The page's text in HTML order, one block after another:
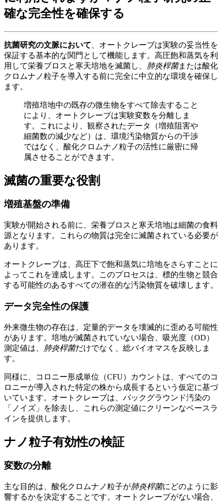
確な完全性を確保する
抗菌研究の文脈において 、オートクレーブは実験の妥当性を
保証する基本的な関門として機能します。高圧飽和蒸気を利
用して栄養ブロスと寒天培地を滅菌し、
肺炎桿菌または酸化
クロムナノ粒子を導入する前に完全に中立的な環境を確保し
ます。
増殖培地中の既存の微生物をすべて除去すること
により、オートクレーブは実験変数を分離しま
す。これにより、観察されたデータ（増殖阻害や
細菌数の減少など）は、環境汚染物質からの干渉
ではなく、酸化クロムナノ粒子の活性に厳密に帰
属させることができます。
滅菌の重要な役割
増殖基盤の準備
実験が開始される前に、栄養ブロスと寒天培地は細菌の食料
源となります。これらの物質は完全に滅菌されている必要が
あります。
オートクレーブは、高圧下で飽和蒸気に培地をさらすことに
よってこれを達成します。このプロセスは、標的生物と競合
する可能性のあるすべての潜在的な汚染物質を破壊します。
データ完全性の保護
外来微生物の存在は、定量的データを壊滅的に歪める可能性
があります。培地が滅菌されていない場合、吸光度（OD）
測定値は、
肺炎桿菌だけでなく、総バイオマスを反映しま
す。
同様に、コロニー形成単位（CFU）カウントは、すべてのコ
ロニーが導入された特定の株から成長するという仮定に基づ
いています。オートクレーブは、バックグラウンド汚染の
「ノイズ」を除去し、これらの測定値にクリーンなベースラ
インを提供します。
ナノ粒子有効性の検証
変数の分離
主な目的は、酸化クロムナノ粒子が肺炎桿菌にどのように影
響するかを決定することです。オートクレーブがない場合、